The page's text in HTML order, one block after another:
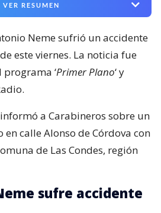
VER RESUMEN
Neme sufrió un accidente
este viernes. La noticia fue
programa ‘Primer Plano‘ y
a Carabineros sobre un
calle Alonso de Córdova con
de Las Condes, región
sufre accidente